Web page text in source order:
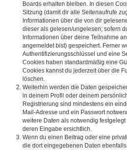
Boards erhalten bleiben. In diesen
Sitzung (damit dir alle Seitenaufrufe
Informationen über die von dir
dieser als gelesen/ungelesen; sofern
Informationen über deine Teilnahme
angemeldet bist) gespeichert. Ferner
Authentifizierungsschlüssel und eine
Cookies haben standardmäßig eine
Cookies kannst du jederzeit über die
löschen.
Weiterhin werden die Daten
in deinem Profil oder deinem
Registrierung sind mindestens ein
Mail-Adresse und ein Passwort
weitere Daten als notwendig
deren Eingabe ersichtlich.
Wenn du einen Beitrag oder eine
die dort eingegebenen Daten